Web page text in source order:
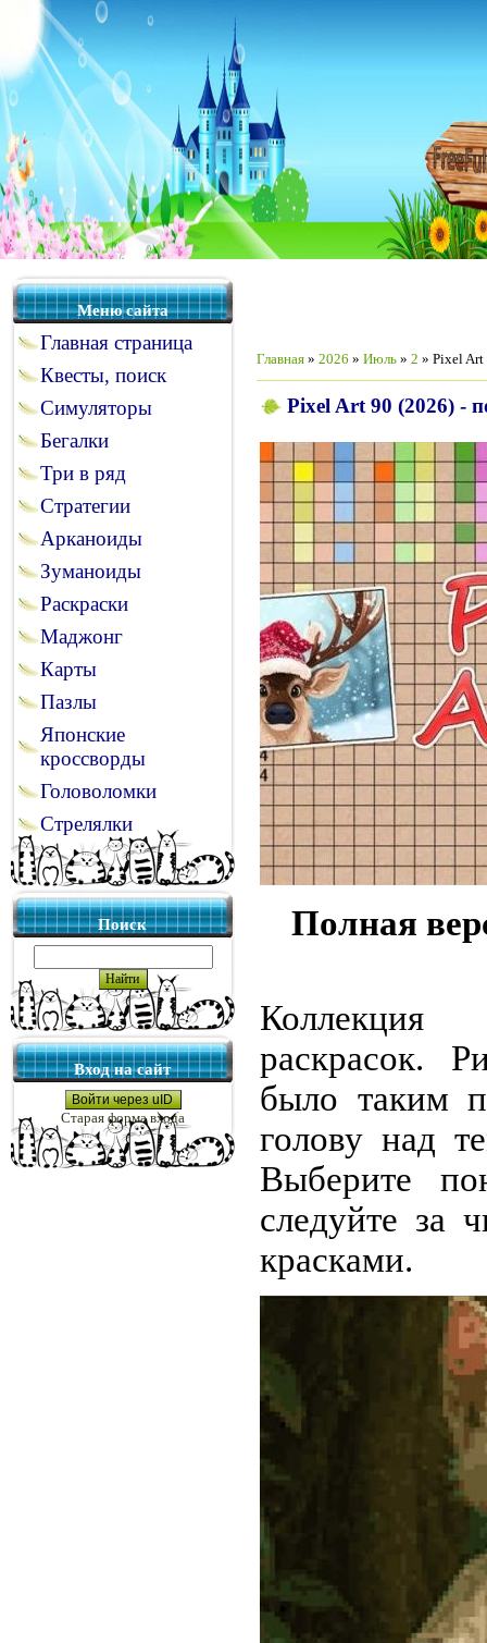
Меню сайта
Главная страница
Квесты, поиск
Симуляторы
Бегалки
Три в ряд
Стратегии
Арканоиды
Зуманоиды
Раскраски
Маджонг
Карты
Пазлы
Японские
кроссворды
Головоломки
Стрелялки
Поиск
Вход на сайт
Войти через uID
Старая форма входа
Главная » 2026 » Июль » 2 » Pixel Art
Pixel Art 90 (2026) -
Полная
Коллекция
раскрасок.
было таким
голову над
Выберите
следуйте за
красками.